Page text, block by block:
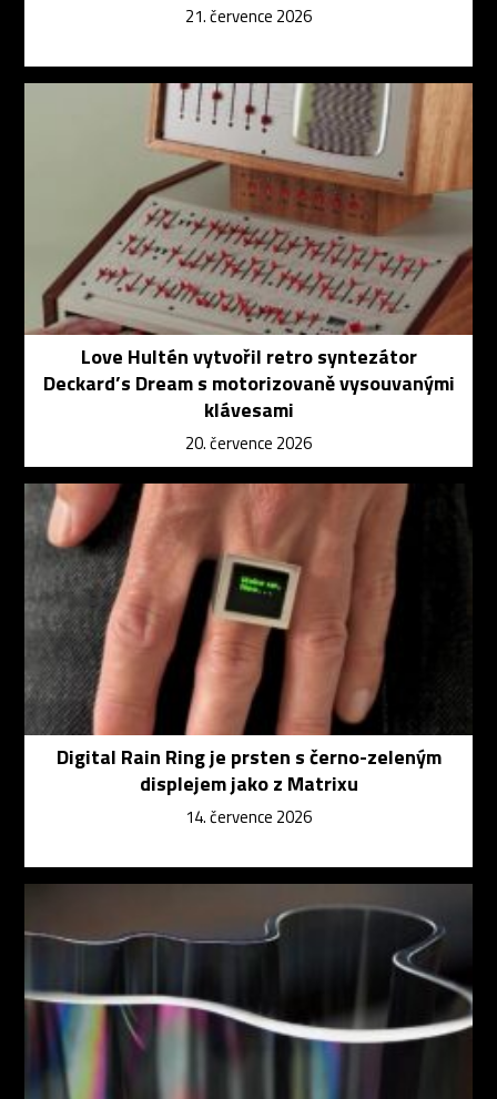
21. července 2026
Love Hultén vytvořil retro syntezátor
Deckard’s Dream s motorizovaně vysouvanými
klávesami
20. července 2026
Digital Rain Ring je prsten s černo-zeleným
displejem jako z Matrixu
14. července 2026